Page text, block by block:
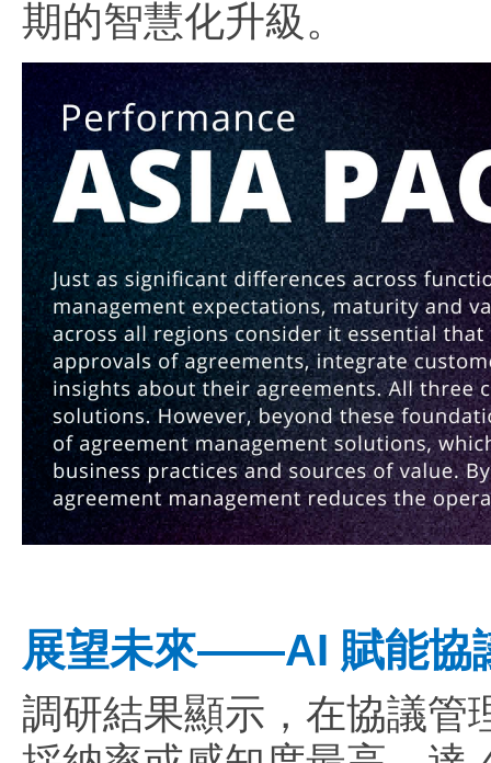
期的智慧化升級。
展望未來——AI 賦能協
調研結果顯示，在協議管